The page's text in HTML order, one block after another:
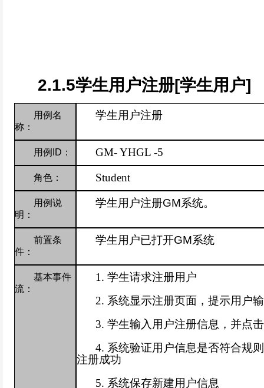
2.1.5学生用户注册[学生用户]
用例名
称：
学生用户注册
用例 ID ： GM-YHGL -5
角色： Student
用例说
明：
学生用户注册GM系统。
前置条
件：
学生用户已打开GM系统
基本事件
流：
1.学生请求注册用户
2. 系统显示注册页面，提示用户
3.学生输入用户注册信息，并点
4. 系统验证用户信息是否符合规
注册成功
5. 系统保存新建用户信息